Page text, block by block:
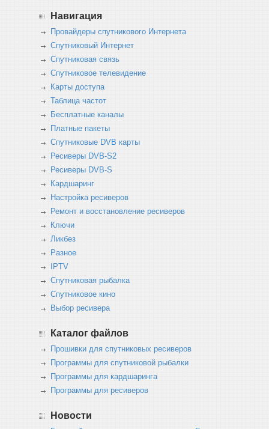
Навигация
Провайдеры спутникового Интернета
Спутниковый Интернет
Спутниковая связь
Спутниковое телевидение
Карты доступа
Таблица частот
Бесплатные каналы
Платные пакеты
Спутниковые DVB карты
Ресиверы DVB-S2
Ресиверы DVB-S
Кардшаринг
Настройка ресиверов
Ремонт и восстановление ресиверов
Ключи
Ликбез
Разное
IPTV
Спутниковая рыбалка
Спутниковое кино
Выбор ресивера
Каталог файлов
Прошивки для спутниковых ресиверов
Программы для спутниковой рыбалки
Программы для кардшаринга
Программы для ресиверов
Новости